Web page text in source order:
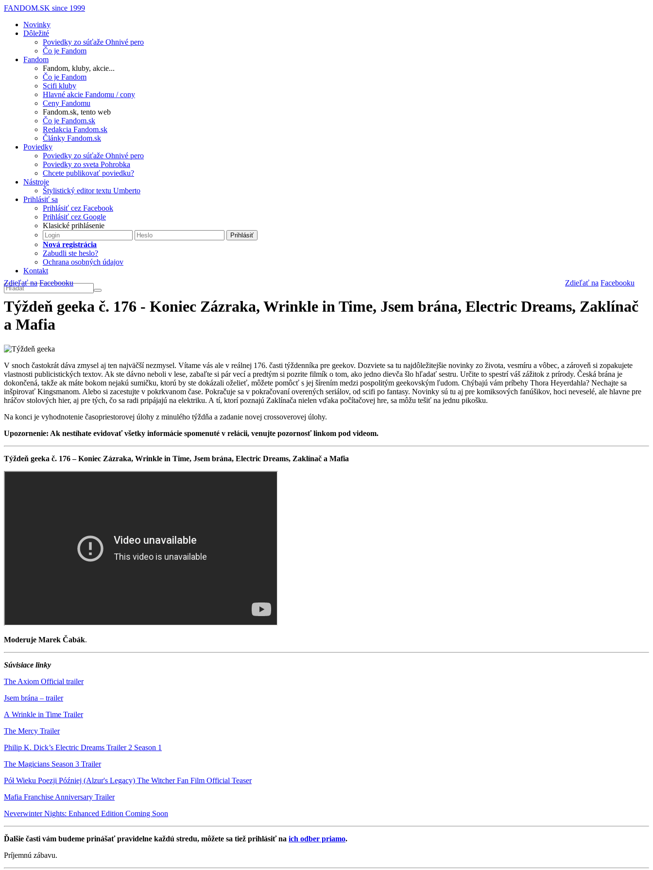
FANDOM.SK since 1999
Novinky
Dôležité
Poviedky zo súťaže Ohnivé pero
Čo je Fandom
Fandom
Fandom, kluby, akcie...
Čo je Fandom
Scifi kluby
Hlavné akcie Fandomu / cony
Ceny Fandomu
Fandom.sk, tento web
Čo je Fandom.sk
Redakcia Fandom.sk
Články Fandom.sk
Poviedky
Poviedky zo súťaže Ohnivé pero
Poviedky zo sveta Pohrobka
Chcete publikovať poviedku?
Nástroje
Štylistický editor textu Umberto
Prihlásiť sa
Prihlásiť cez Facebook
Prihlásiť cez Google
Klasické prihlásenie
Prihlásiť
Nová registrácia
Zabudli ste heslo?
Ochrana osobných údajov
Kontakt
Zdieľať na Facebooku
Zdieľať na Facebooku
Týždeň geeka č. 176 - Koniec Zázraka, Wrinkle in Time, Jsem brána, Electric Dreams, Zaklínač
a Mafia
V snoch častokrát dáva zmysel aj ten najväčší nezmysel. Vítame vás ale v reálnej 176. časti týždenníka pre geekov. Dozviete sa tu najdôležitejšie novinky zo života, vesmíru a vôbec, a zároveň si zopakujete
vlastnosti publicistických textov. Ak ste dávno neboli v lese, zabaľte si pár vecí a predtým si pozrite filmík o tom, ako jedno dievča šlo hľadať sestru. Určite to spestrí váš zážitok z prírody. Česká brána je
dokončená, takže ak máte bokom nejakú sumičku, ktorú by ste dokázali oželieť, môžete pomôcť s jej šírením medzi pospolitým geekovským ľudom. Chýbajú vám príbehy Thora Heyerdahla? Nechajte sa
inšpirovať Kingsmanom. Alebo si zacestujte v pokrkvanom čase. Pokračuje sa v pokračovaní overených seriálov, od scifi po fantasy. Novinky sú tu aj pre komiksových fanúšikov, hoci neveselé, ale hlavne pre
hráčov stolových hier, aj pre tých, čo sa radi pripájajú na elektriku. A tí, ktorí poznajú Zaklínača nielen vďaka počítačovej hre, sa môžu tešiť na jednu pikošku.
Na konci je vyhodnotenie časopriestorovej úlohy z minulého týždňa a zadanie novej crossoverovej úlohy.
Upozornenie: Ak nestíhate evidovať všetky informácie spomenuté v relácii, venujte pozornosť linkom pod videom.
Týždeň geeka č. 176 – Koniec Zázraka, Wrinkle in Time, Jsem brána, Electric Dreams, Zaklínač a Mafia
Moderuje Marek Čabák.
Súvisiace linky
The Axiom Official trailer
Jsem brána – trailer
A Wrinkle in Time Trailer
The Mercy Trailer
Philip K. Dick’s Electric Dreams Trailer 2 Season 1
The Magicians Season 3 Trailer
Pół Wieku Poezji Później (Alzur's Legacy) The Witcher Fan Film Official Teaser
Mafia Franchise Anniversary Trailer
Neverwinter Nights: Enhanced Edition Coming Soon
Ďalšie časti vám budeme prinášať pravidelne každú stredu, môžete sa tiež prihlásiť na ich odber priamo.
Príjemnú zábavu.